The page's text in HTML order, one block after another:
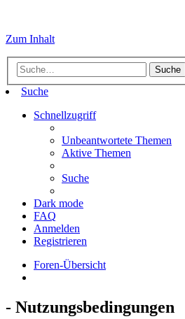
Zum Inhalt
Suche
Suche
Schnellzugriff
Unbeantwortete Themen
Aktive Themen
Suche
Dark mode
FAQ
Anmelden
Registrieren
Foren-Übersicht
- Nutzungsbedingungen